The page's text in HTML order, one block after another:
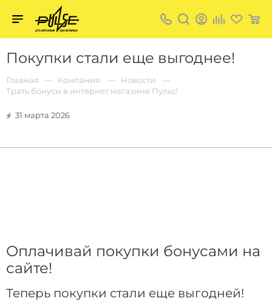
Покупки стали еще выгоднее!
пульс:
сеть
для
активных
Барнауле:
Главная Компания
Новости
Трать бонусы в интернет магазине Пульс!
31 марта 2026
Оплачивай покупки бонусами на
сайте!
Теперь покупки стали еще выгодней!